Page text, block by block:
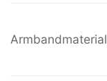
Armbandmaterial